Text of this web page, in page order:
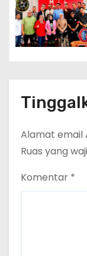
Alamat email
Ruas yang
Komentar *